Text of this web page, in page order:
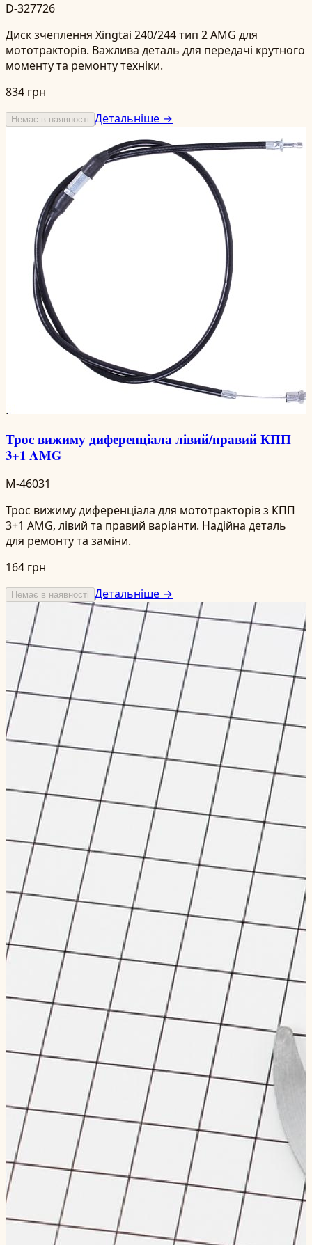
D-327726
Диск зчеплення Xingtai 240/244 тип 2 AMG для
мототракторів. Важлива деталь для передачі крутного
моменту та ремонту техніки.
834 грн
Немає в наявності Детальніше →
Трос вижиму диференціала лівий/правий КПП
3+1 AMG
M-46031
Трос вижиму диференціала для мототракторів з КПП
3+1 AMG, лівий та правий варіанти. Надійна деталь
для ремонту та заміни.
164 грн
Немає в наявності Детальніше →